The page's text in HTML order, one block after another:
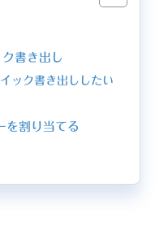
書き出し
ック書き出ししたい
を割り当てる